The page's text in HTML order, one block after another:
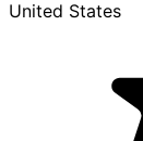
United States